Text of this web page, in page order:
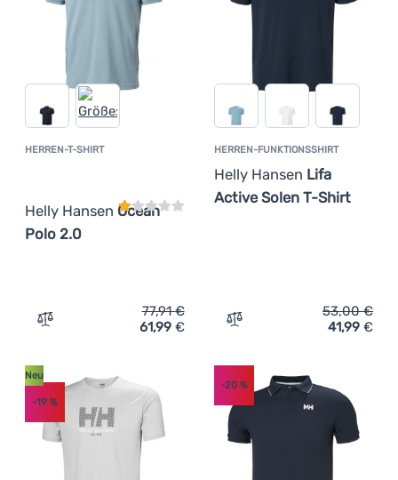
HERREN-T-SHIRT
Helly Hansen Ocean
Polo 2.0
Kundenbewertung
Zum Vergleich 'Herren-T-Shirt Helly Hansen Ocean
77,91€
61,99 €
HERREN-FUNKTIONSSHIRT
Helly Hansen Lifa
Active Solen T-Shirt
Zum Vergleich 'Herren-
53,00€
41,99 €
Neu
-19 %
-20%